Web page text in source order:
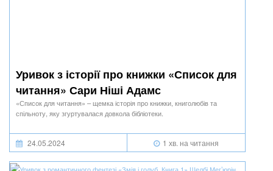
Уривок з історії про книжки «Список для
читання» Сари Ніші Адамс
«Список для читання» – щемка історія про книжки, книголюбів та
спільноту, яку згуртувалася довкола бібліотеки.
24.05.2024 1 хв. на читання